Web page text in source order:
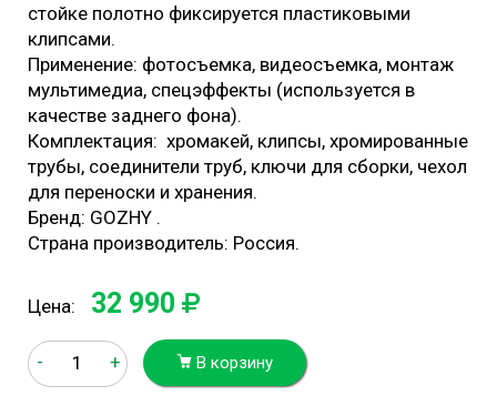
стойке полотно фиксируется пластиковыми
клипсами.
Применение: фотосъемка, видеосъемка, монтаж
мультимедиа, спецэффекты (используется в
качестве заднего фона).
Комплектация: хромакей, клипсы, хромированные
трубы, соединители труб, ключи для сборки, чехол
для переноски и хранения.
Бренд: GOZHY .
Страна производитель: Россия.
Цена: 32 990
- + В корзину